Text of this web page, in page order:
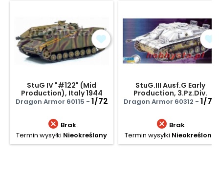
StuG IV "#122" (Mid
Production), Italy 1944
Dragon Armor 60115 - 1/72
 Brak
Termin wysyłki Nieokreślony
StuG.III Ausf.G Early
Production, 3.Pz.Div.
'Totenkopf', Ukraine
Dragon Armor 60312 - 1/72
 Brak
Termin wysyłki Nieokreślony